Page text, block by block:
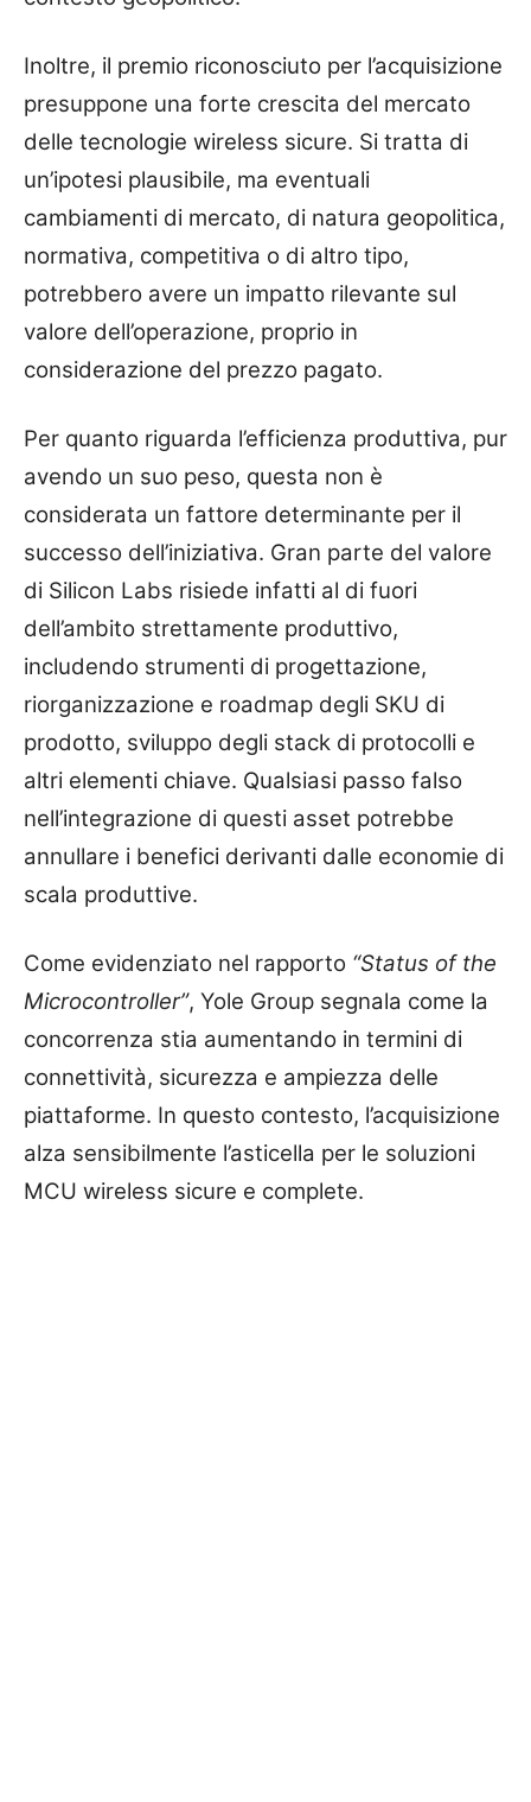
Inoltre, il premio riconosciuto per l’acquisizione
presuppone una forte crescita del mercato
delle tecnologie wireless sicure. Si tratta di
un’ipotesi plausibile, ma eventuali
cambiamenti di mercato, di natura geopolitica,
normativa, competitiva o di altro tipo,
potrebbero avere un impatto rilevante sul
valore dell’operazione, proprio in
considerazione del prezzo pagato.
Per quanto riguarda l’efficienza produttiva, pur
avendo un suo peso, questa non è
considerata un fattore determinante per il
successo dell’iniziativa. Gran parte del valore
di Silicon Labs risiede infatti al di fuori
dell’ambito strettamente produttivo,
includendo strumenti di progettazione,
riorganizzazione e roadmap degli SKU di
prodotto, sviluppo degli stack di protocolli e
altri elementi chiave. Qualsiasi passo falso
nell’integrazione di questi asset potrebbe
annullare i benefici derivanti dalle economie di
scala produttive.
Come evidenziato nel rapporto “Status of the
Microcontroller”, Yole Group segnala come la
concorrenza stia aumentando in termini di
connettività, sicurezza e ampiezza delle
piattaforme. In questo contesto, l’acquisizione
alza sensibilmente l’asticella per le soluzioni
MCU wireless sicure e complete.